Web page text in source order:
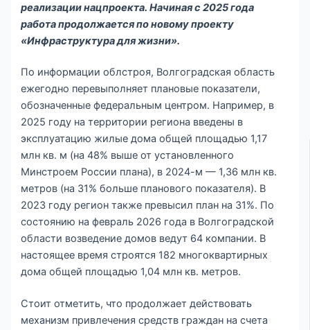
реализации нацпроекта. Начиная с 2025 года
работа продолжается по новому проекту
«Инфраструктура для жизни».
По информации облстроя, Волгоградская область
ежегодно перевыполняет плановые показатели,
обозначенные федеральным центром. Например, в
2025 году на территории региона введены в
эксплуатацию жилые дома общей площадью 1,17
млн кв. м (на 48% выше от установленного
Минстроем России плана), в 2024-м — 1,36 млн кв.
метров (на 31% больше планового показателя). В
2023 году регион также превысил план на 31%. По
состоянию на февраль 2026 года в Волгоградской
области возведение домов ведут 64 компании. В
настоящее время строятся 182 многоквартирных
дома общей площадью 1,04 млн кв. метров.
Стоит отметить, что продолжает действовать
механизм привлечения средств граждан на счета